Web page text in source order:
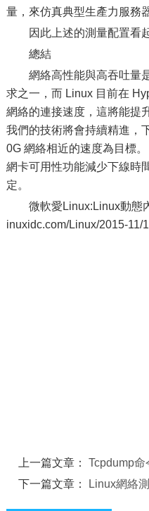
量，來仿真典型生產力服務
因此上述的測量配置看
總結
網絡高性能與高吞吐量
求之一，而 Linux 目前在
網絡的連接速度，這將能提
我們的技術將會持續精進，
0G 網絡相近的速度為目標
網卡可用性功能減少下線時
定。
微軟愛Linux:Linux動態
inuxidc.com/Linux/2015-11/
上一篇文章：Tcpdump
下一篇文章：
Linux網絡